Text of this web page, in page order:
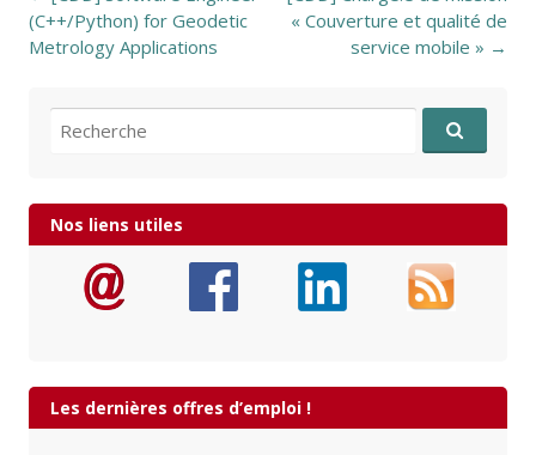
(C++/Python) for Geodetic
Metrology Applications
« Couverture et qualité de
service mobile » →
Recherche pour:
Nos liens utiles
Les dernières offres d’emploi !